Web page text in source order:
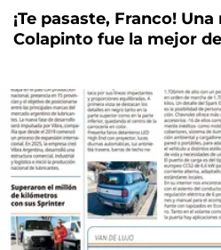
¡Te pasaste, Franco!
Colapinto fue la mejor